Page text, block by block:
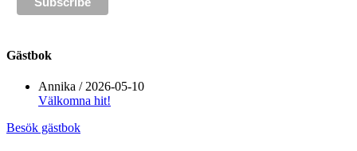
Gästbok
Annika / 2026-05-10
Välkomna hit!
Besök gästbok